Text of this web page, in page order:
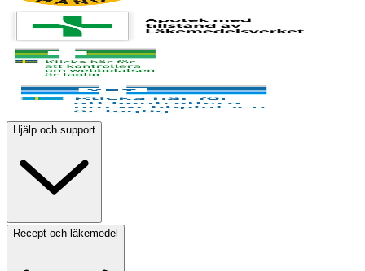
Hjälp och support
Recept och läkemedel